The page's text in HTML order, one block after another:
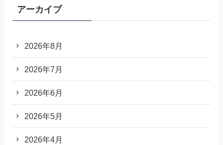
アーカイブ
2026年8月
2026年7月
2026年6月
2026年5月
2026年4月